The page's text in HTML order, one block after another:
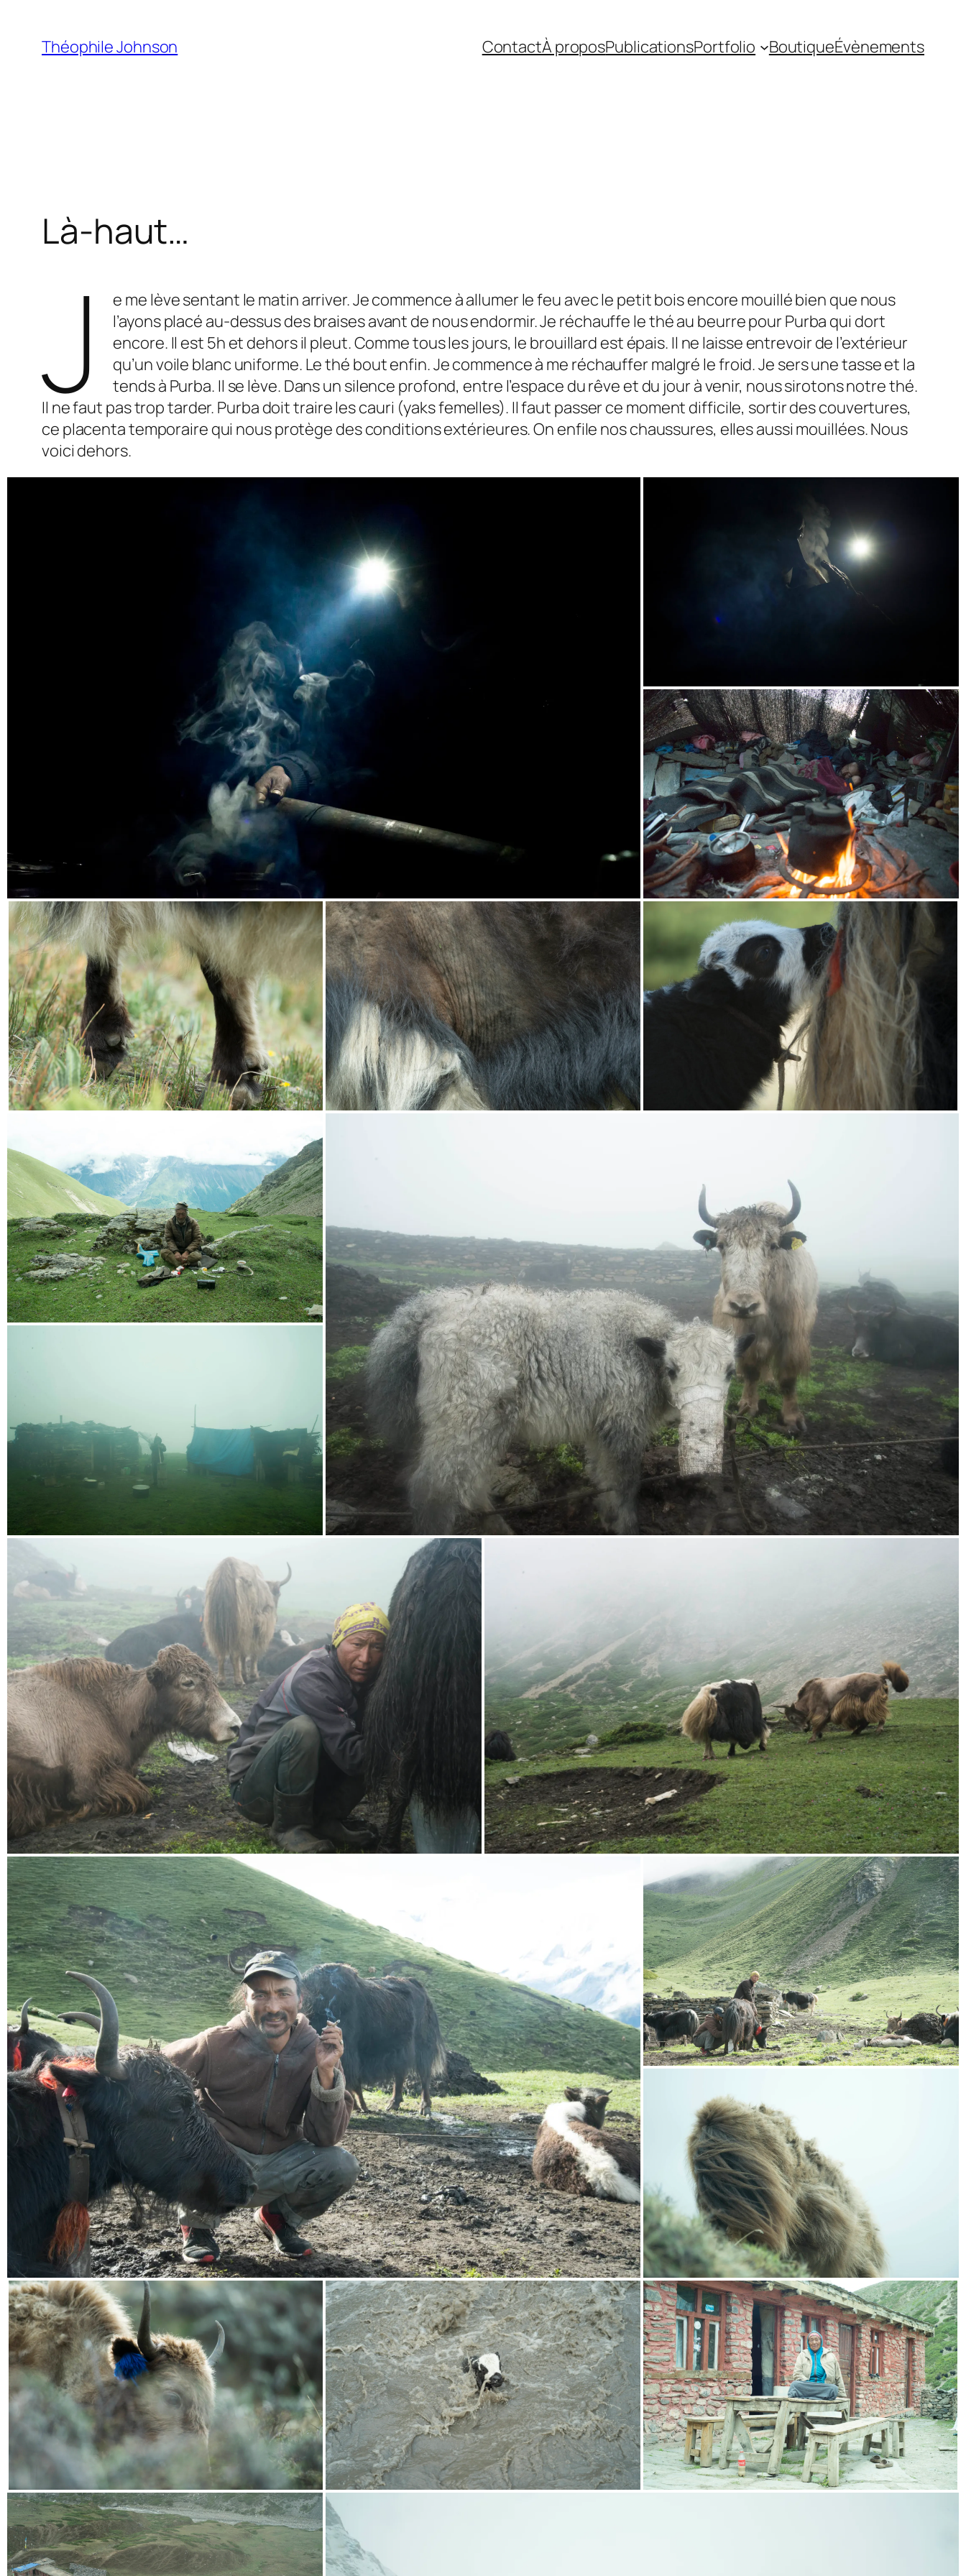
contenu
Théophile Johnson ContactÀ proposPublicationsPortfolio BoutiqueÉvènements
Là-haut…
J
e me lève sentant le matin arriver. Je commence à allumer le feu avec le petit bois encore mouillé bien que nous
l’ayons placé au-dessus des braises avant de nous endormir. Je réchauffe le thé au beurre pour Purba qui dort
encore. Il est 5h et dehors il pleut. Comme tous les jours, le brouillard est épais. Il ne laisse entrevoir de l’extérieur
qu’un voile blanc uniforme. Le thé bout enfin. Je commence à me réchauffer malgré le froid. Je sers une tasse et la
tends à Purba. Il se lève. Dans un silence profond, entre l’espace du rêve et du jour à venir, nous sirotons notre thé.
Il ne faut pas trop tarder. Purba doit traire lescauri (yaks femelles). Il faut passer ce moment difficile, sortir des couvertures,
ce placenta temporaire qui nous protège des conditions extérieures. On enfile nos chaussures, elles aussi mouillées. Nous
voici dehors.